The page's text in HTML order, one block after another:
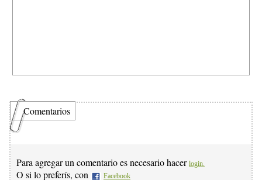
Comentarios
Para agregar un comentario es necesario hacer login.
O si lo preferís, con Facebook